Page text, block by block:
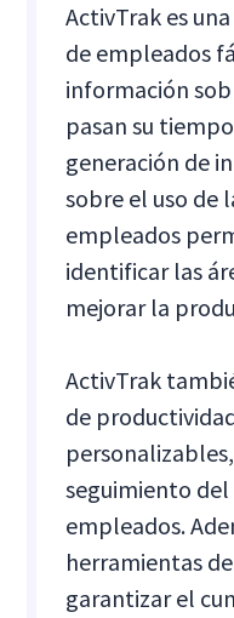
ActivTrak es
de empleados
información
pasan su
generación de
sobre el uso de
empleados
identificar las
mejorar la
ActivTrak
de
seguimiento
empleados.
herramientas
garantizar el